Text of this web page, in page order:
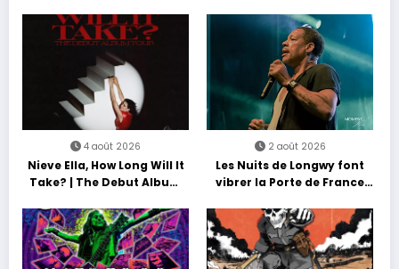
4 août 2026
Nieve Ella, How Long Will It
Take? | The Debut Album
2 août 2026
Les Nuits de Longwy font
vibrer la Porte de France
découvertes et énergie
reggae